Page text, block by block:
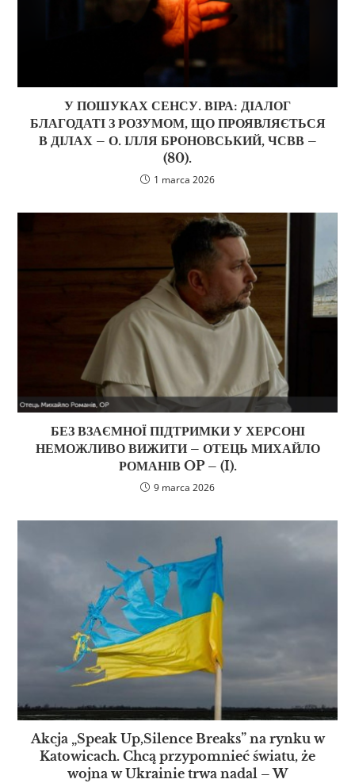
У ПОШУКАХ СЕНСУ. ВІРА: ДІАЛОГ
БЛАГОДАТІ З РОЗУМОМ, ЩО ПРОЯВЛЯЄТЬСЯ
В ДІЛАХ – О. ІЛЛЯ БРОНОВСЬКИЙ, ЧСВВ –
(80).
1 marca 2026
БЕЗ ВЗАЄМНОЇ ПІДТРИМКИ У ХЕРСОНІ
НЕМОЖЛИВО ВИЖИТИ – ОТЕЦЬ МИХАЙЛО
РОМАНІВ OP – (I).
9 marca 2026
Akcja „Speak Up,Silence Breaks” na rynku w
Katowicach. Chcą przypomnieć światu, że
wojna w Ukrainie trwa nadal – W